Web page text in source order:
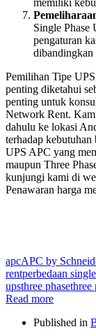
memiliki
Single Phase
pengaturan
dibandingkan
Pemilihan Tipe
penting diketahui
penting untuk
Network Rent.
dahulu ke lokasi
terhadap
UPS APC yang
maupun Three
kunjungi kami di
Penawaran harga
apcAPC by
rentperbedaan
upsthree phasethree
Read more
Published in